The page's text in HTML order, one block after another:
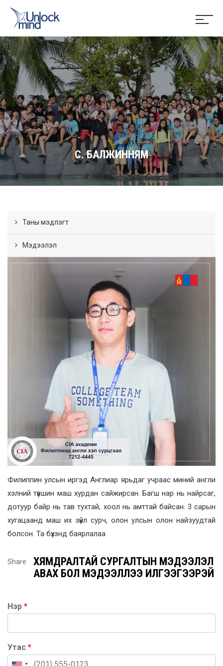
С. БАЛЖИННЯМ
Таны мэдлэгт
Мэдээлэл
Филиппин улсын иргэд Англиар ярьдаг учраас миний англи
хэлний түвшин маш хурдан сайжирсан. Багш нар нь найрсаг,
дотуур байр нь тав тухтай, хоол нь амттай байсан. 3 сарын
хугацаанд маш их зүйл сурч, олон улсын олон найзуудтай
болсон. Та бүхэнд баярлалаа
Share
ХЯМДРАЛТАЙ СУРГАЛТЫН МЭДЭЭЛЭЛ
АВАХ БОЛ МЭДЭЭЛЛЭЭ ИЛГЭЭГЭЭРЭЙ
Нэр *
Утас *